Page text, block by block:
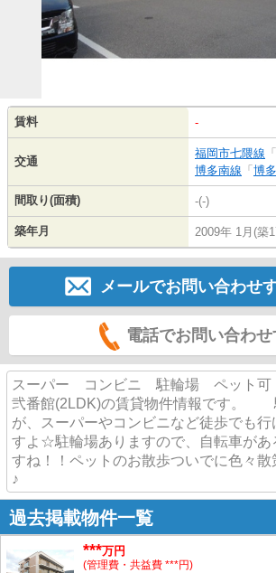
賃料 -
交通
福岡市七隈線 「
博多南線 「 博
間取り(面積) -(-)
築年月 2009年 1月(築
メールでお問い合わせ
電話でお問い合わせ
スーパー コンビニ 駐輪場 ペット可
弐番館(2LDK)の賃貸物件情報です。
が、スーパーやコンビニなど徒歩でも行
すよ☆駐輪場ありますので、自転車があ
すね！！ペットのお散歩ついでに色々散
♪
過去掲載物件一覧
***万円
(管理費・共益費 ***円)